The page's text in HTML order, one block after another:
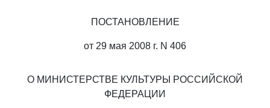
ПОСТАНОВЛЕНИЕ
от 29 мая 2008 г. N 406
О МИНИСТЕРСТВЕ КУЛЬТУРЫ РОССИЙСКОЙ
ФЕДЕРАЦИИ